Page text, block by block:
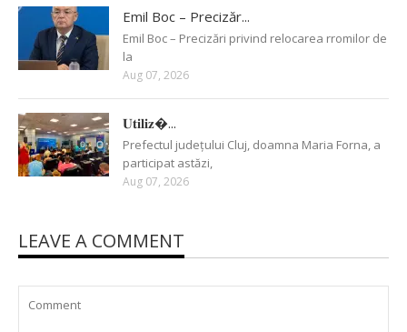
Emil Boc – Precizăr...
Emil Boc – Precizări privind relocarea rromilor de
la
Aug 07, 2026
𝐔𝐭𝐢𝐥𝐢𝐳�...
Prefectul județului Cluj, doamna Maria Forna, a
participat astăzi,
Aug 07, 2026
LEAVE A COMMENT